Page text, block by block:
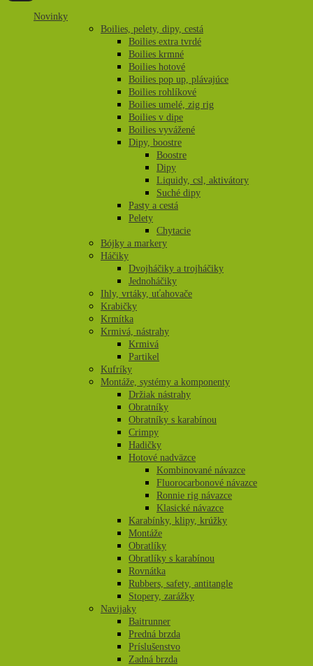
Novinky
Boilies, pelety, dipy, cestá
Boilies extra tvrdé
Boilies krmné
Boilies hotové
Boilies pop up, plávajúce
Boilies rohlíkové
Boilies umelé, zig rig
Boilies v dipe
Boilies vyvážené
Dipy, boostre
Boostre
Dipy
Liquidy, csl, aktivátory
Suché dipy
Pasty a cestá
Pelety
Chytacie
Bójky a markery
Háčiky
Dvojháčiky a trojháčiky
Jednoháčiky
Ihly, vrtáky, uťahovače
Krabičky
Krmítka
Krmivá, nástrahy
Krmivá
Partikel
Kufríky
Montáže, systémy a komponenty
Držiak nástrahy
Obratníky
Obratníky s karabínou
Crimpy
Hadičky
Hotové nadväzce
Kombinované návazce
Fluorocarbonové návazce
Ronnie rig návazce
Klasické návazce
Karabínky, klipy, krúžky
Montáže
Obratlíky
Obratlíky s karabínou
Rovnátka
Rubbers, safety, antitangle
Stopery, zarážky
Navijaky
Baitrunner
Predná brzda
Príslušenstvo
Zadná brzda